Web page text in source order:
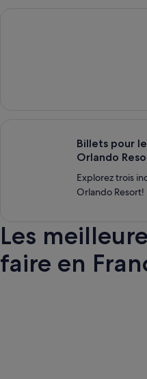
Billets pour
Orlando
Explorez trois
Orlando Resort!
Les
faire en